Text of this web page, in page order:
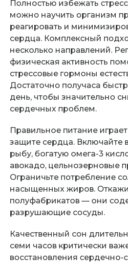
Полностью избежать
можно научить организм
реагировать и
сердца. Комплексный
несколько направлений.
физическая активность
стрессовые гормоны
Достаточно получаса
день, чтобы значительно
сердечных проблем.
Правильное питание
защите сердца. Включайте
рыбу, богатую омега-3
авокадо, цельнозерновые
Ограничьте потребление
насыщенных жиров.
полуфабрикатов — они
разрушающие сосуды.
Качественный сон
семи часов критически
восстановления сердечно-